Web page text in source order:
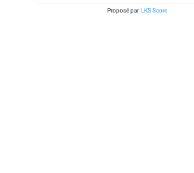
Proposé par LKS Score